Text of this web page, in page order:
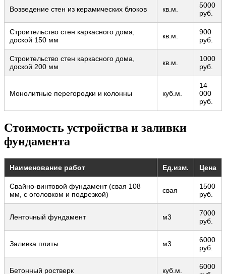
Возведение стен из керамических блоков кв.м.
5000
руб.
Строительство стен каркасного дома,
доской 150 мм
кв.м.
900
руб.
Строительство стен каркасного дома,
доской 200 мм
кв.м.
1000
руб.
Монолитные перегородки и колонны куб.м.
14
000
руб.
Стоимость устройства и заливки
фундамента
Наименование работ Ед.изм. Цена
Свайно-винтовой фундамент (свая 108
мм, с оголовком и подрезкой)
свая
1500
руб.
Ленточный фундамент м3
7000
руб.
Заливка плиты м3
6000
руб.
Бетонный ростверк куб.м.
6000